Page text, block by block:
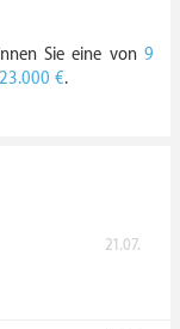
Sie eine von 9
€.
21.07.